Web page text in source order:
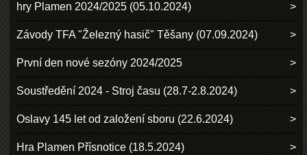
hry Plamen 2024/2025 (05.10.2024)
Závody TFA "Železný hasič" Těšany (07.09.2024)
První den nové sezóny 2024/2025
Soustředění 2024 - Stroj času (28.7-2.8.2024)
Oslavy 145 let od založení sboru (22.6.2024)
Hra Plamen Přísnotice (18.5.2024)